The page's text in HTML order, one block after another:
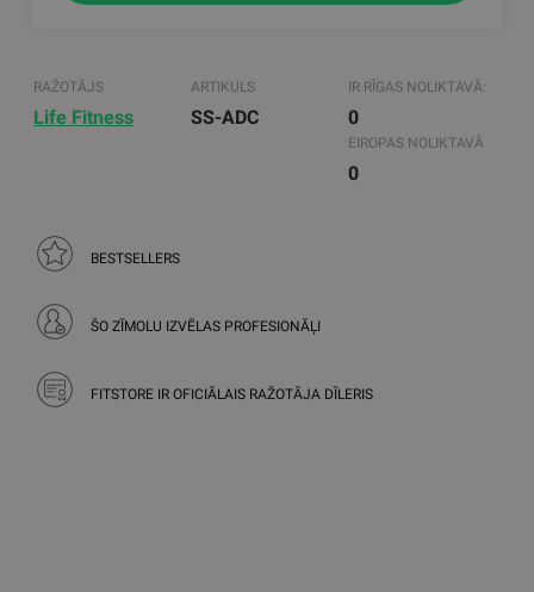
RAŽOTĀJS
Life Fitness
ARTIKULS
SS-ADC
IR RĪGAS NOLIKTAVĀ:
0
EIROPAS NOLIKTAVĀ
0
BESTSELLERS
ŠO ZĪMOLU IZVĒLAS PROFESIONĀĻI
FITSTORE IR OFICIĀLAIS RAŽOTĀJA DĪLERIS